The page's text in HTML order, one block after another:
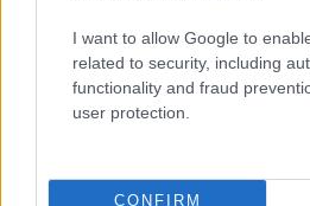
I want to allow Google to
related to security, including
functionality and fraud
user protection.
CONFIRM
neki nyolc adag sem, hiszen
gyomrát, sem a szívét. Azt